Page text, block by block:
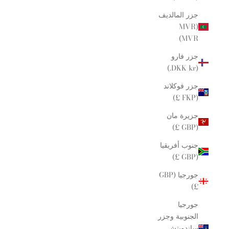
جزر المالديف
(MVR
MVR)
جزر فارو
(DKK kr.)
جزر فوكلاند
(FKP £)
جزيرة مان
(GBP £)
جنوب أفريقيا
(GBP £)
جورجيا (GBP
£)
جورجيا
الجنوبية وجزر